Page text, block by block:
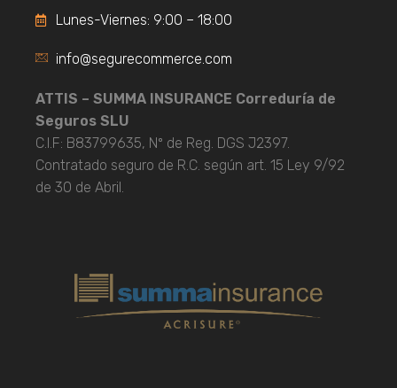
Lunes-Viernes: 9:00 – 18:00
info@segurecommerce.com
ATTIS – SUMMA INSURANCE Correduría de
Seguros SLU
C.I.F: B83799635, Nº de Reg. DGS J2397.
Contratado seguro de R.C. según art. 15 Ley 9/92
de 30 de Abril.